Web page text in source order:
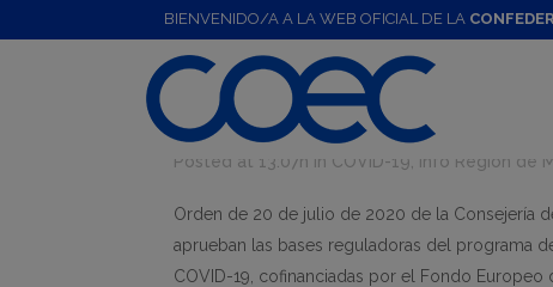
BIENVENIDO/A A LA WEB OFICIAL DE LA
29 Jun Modificación de
programa de apoyo a
tecnológicas COVID-19
Posted at 13:07h in COVID-19 Info Región de
Orden de 20 de julio de 2020 de la Consejería
aprueban las bases reguladoras del programa
COVID-19, cofinanciadas por el Fondo Europeo